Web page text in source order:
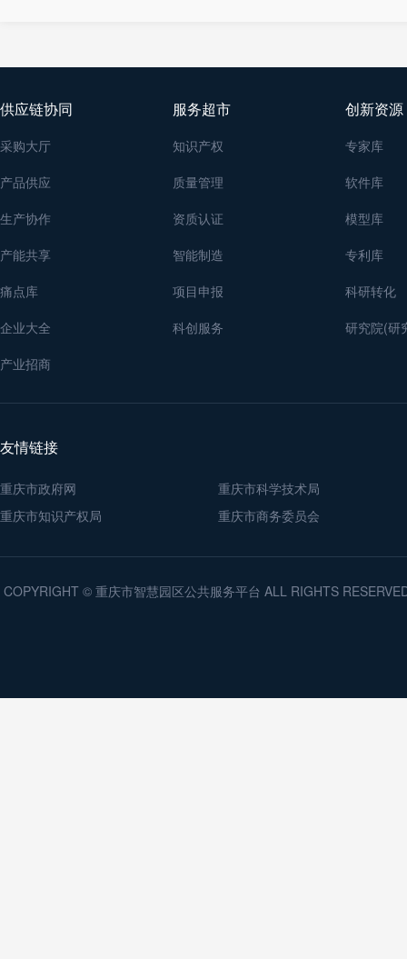
供应链协同
采购大厅
产品供应
生产协作
产能共享
痛点库
企业大全
产业招商
服务超市
知识产权
质量管理
资质认证
智能制造
项目申报
科创服务
创新资源
专家库
软件库
模型库
专利库
科研转化
研究院(研
友情链接
重庆市政府网
重庆市科学技术局
重庆市知识产权局
重庆市商务委员会
COPYRIGHT © 重庆市智慧园区公共服务平台 ALL RIGHTS